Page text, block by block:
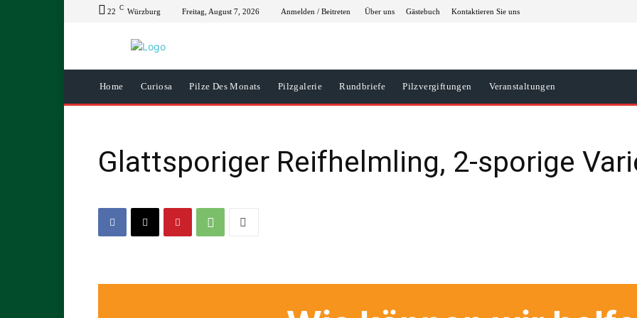
22 C Würzburg Freitag, August 7, 2026 Anmelden / Beitreten Über uns Gästebuch Kontaktieren Sie uns
Home Curiosa Pilze Des Monats Pilzgalerie Rundbriefe Pilzvergiftungen Veranstaltungen
Glattsporiger Reifhelmling, 2-sporige